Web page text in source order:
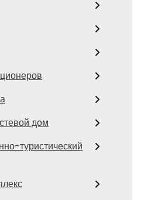
дом
туристический